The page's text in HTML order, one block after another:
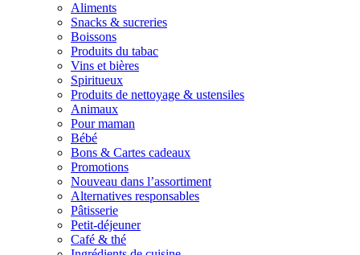
Aliments
Snacks & sucreries
Boissons
Produits du tabac
Vins et bières
Spiritueux
Produits de nettoyage & ustensiles
Animaux
Pour maman
Bébé
Bons & Cartes cadeaux
Promotions
Nouveau dans l’assortiment
Alternatives responsables
Pâtisserie
Petit-déjeuner
Café & thé